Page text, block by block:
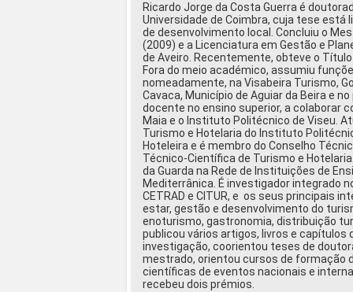
Ricardo Jorge da Costa Guerra é
Universidade de Coimbra, cuja tese
de desenvolvimento local. Concluiu o
(2009) e a Licenciatura em Gestão e
de Aveiro. Recentemente, obteve o
Fora do meio académico, assumiu
nomeadamente, na Visabeira Turismo,
Cavaca, Município de Aguiar da Beira e
docente no ensino superior, a colaborar
Maia e o Instituto Politécnico de Viseu.
Turismo e Hotelaria do Instituto
Hoteleira e é membro do Conselho
Técnico-Científica de Turismo e
da Guarda na Rede de Instituições de
Mediterrânica. É investigador integrado
CETRAD e CITUR, e os seus principais
estar, gestão e desenvolvimento do
enoturismo, gastronomia, distribuição
publicou vários artigos, livros e capítulos
investigação, coorientou teses de
mestrado, orientou cursos de formação
científicas de eventos nacionais e
recebeu dois prémios.